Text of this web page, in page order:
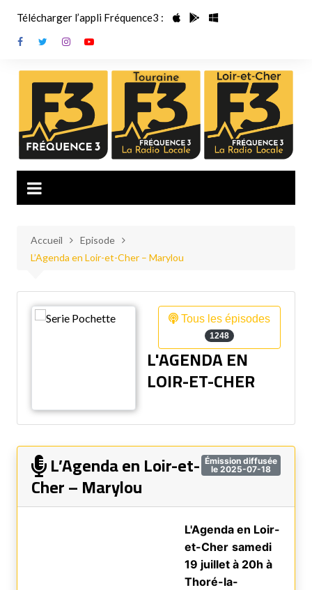
contenu
Télécharger l’appli Fréquence3 :
Accueil
Episode
L’Agenda en Loir-et-Cher – Marylou
Tous les épisodes
1248
L'AGENDA EN
LOIR-ET-CHER
Émission diffusée
le 2025-07-18
L’Agenda en Loir-et-
Cher – Marylou
L'Agenda en Loir-
et-Cher samedi
19 juillet à 20h à
Thoré-la-